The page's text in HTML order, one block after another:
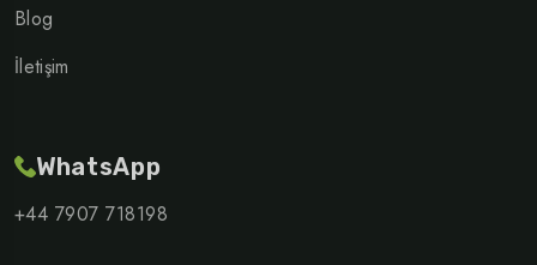
Blog
İletişim
WhatsApp
+44 7907 718198